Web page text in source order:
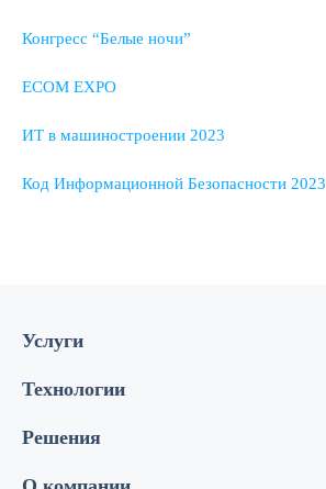
Конгресс “Белые ночи”
ECOM EXPO
ИТ в машиностроении 2023
Код Информационной Безопасности 2023
Услуги
Технологии
Решения